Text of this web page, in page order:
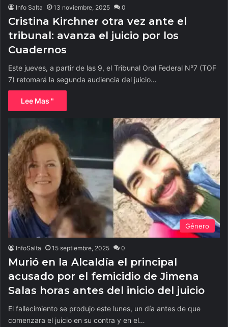
Info Salta 13 noviembre, 2025 0
Cristina Kirchner otra vez ante el
tribunal: avanza el juicio por los
Cuadernos
Este jueves, a partir de las 9, el Tribunal Oral Federal N°7 (TOF
7) retomará la segunda audiencia del juicio…
Lee Mas "
Género
InfoSalta 15 septiembre, 2025 0
Murió en la Alcaldía el principal
acusado por el femicidio de Jimena
Salas horas antes del inicio del juicio
El fallecimiento se produjo este lunes, un día antes de que
comenzara el juicio en su contra y en el…